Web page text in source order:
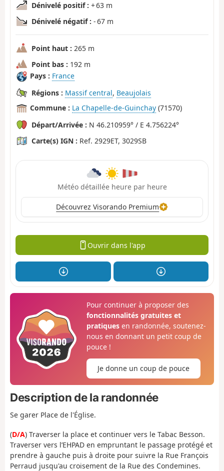
Dénivelé positif : + 63 m
Dénivelé négatif : - 67 m
Point haut : 265 m
Point bas : 192 m
Pays : France
Régions : Massif central, Beaujolais
Commune : La Chapelle-de-Guinchay (71570)
Départ/Arrivée : N 46.210959° / E 4.756224°
Carte(s) IGN : Ref. 2929ET, 3029SB
Météo détaillée heure par heure
Découvrez Visorando Premium
Ouvrir dans l'app
Pour continuer à proposer des
fonctionnalités gratuites et
pratiquesen randonnée, soutenez-
nous en donnant un petit coup de
pouce !
Je donne un coup de pouce
Description de la randonnée
Se garer Place de l'Église.
(D/A) Traverser la place et continuer vers le Tabac Besson.
Traverser vers l’EHPAD en empruntant le passage protégé et
prendre à gauche puis à droite pour suivre la Rue François
Perraud jusqu'au croisement de la Rue des Condemines.